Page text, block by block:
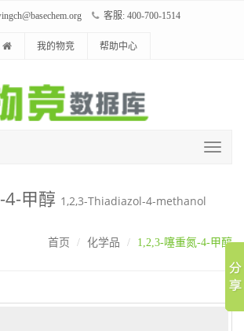
客服: 400-700-1514
我的物竞 帮助中心
4-甲醇 1,2,3-Thiadiazol-4-methanol
首页 化学品 1,2,3-噻重氮-4-甲醇